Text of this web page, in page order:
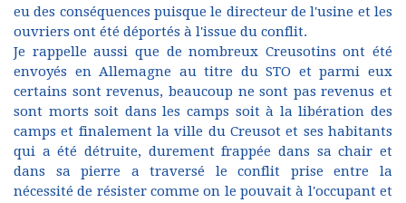
eu des conséquences puisque le directeur de l'usine et les
ouvriers ont été déportés à l'issue du conflit.
Je rappelle aussi que de nombreux Creusotins ont été
envoyés en Allemagne au titre du STO et parmi eux
certains sont revenus, beaucoup ne sont pas revenus et
sont morts soit dans les camps soit à la libération des
camps et finalement la ville du Creusot et ses habitants
qui a été détruite, durement frappée dans sa chair et
dans sa pierre a traversé le conflit prise entre la
nécessité de résister comme on le pouvait à l'occupant et